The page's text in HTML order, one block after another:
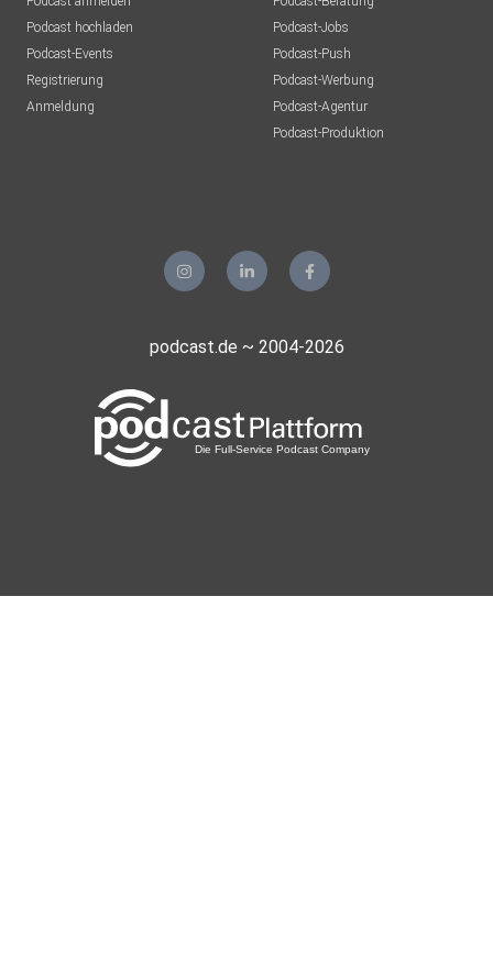
Podcast hochladen
Podcast-Events
Registrierung
Anmeldung
Podcast-Jobs
Podcast-Push
Podcast-Werbung
Podcast-Agentur
Podcast-Produktion
podcast.de ~ 2004-2026